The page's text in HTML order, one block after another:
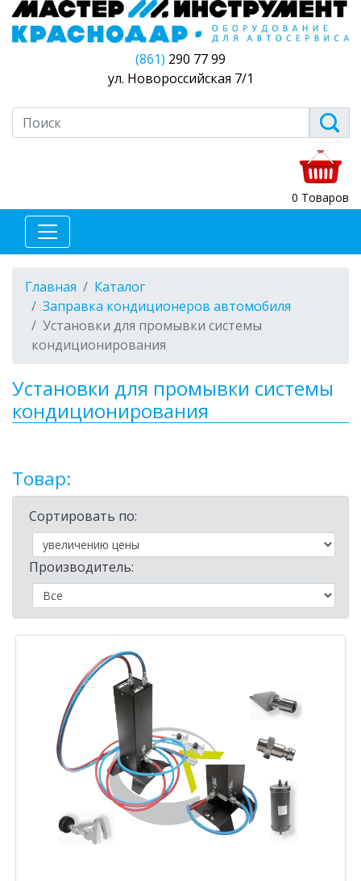
(861) 290 77 99
ул. Новороссийская 7/1
0 Товаров
Главная
Каталог
Заправка кондиционеров автомобиля
Установки для промывки системы
кондиционирования
Установки для промывки системы
кондиционирования
Товар:
Сортировать по:
Производитель: